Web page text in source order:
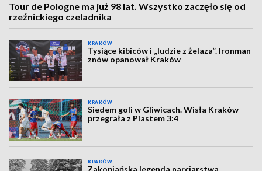
Tour de Pologne ma już 98 lat. Wszystko zaczęło się od
rzeźnickiego czeladnika
KRAKÓW
Tysiące kibiców i „ludzie z żelaza”. Ironman
znów opanował Kraków
KRAKÓW
Siedem goli w Gliwicach. Wisła Kraków
przegrała z Piastem 3:4
KRAKÓW
Zakopiańska legenda narciarstwa